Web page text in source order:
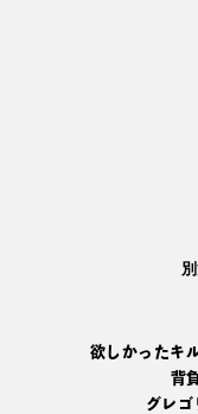
欲しかったキ
背
グレゴ